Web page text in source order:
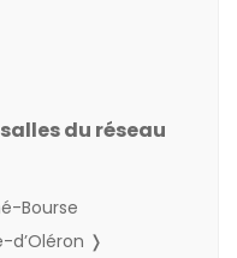
du réseau
Bourse
d’Oléron ❭